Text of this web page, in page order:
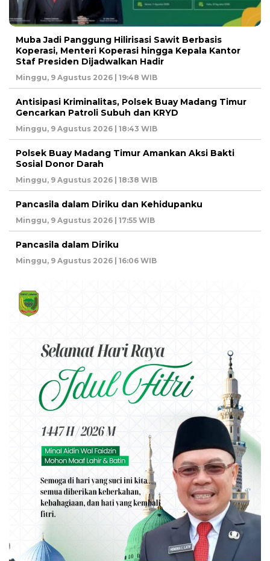
Muba Jadi Panggung Hilirisasi Sawit Berbasis
Koperasi, Menteri Koperasi hingga Kepala Kantor
Staf Presiden Dijadwalkan Hadir
Minggu, 9 Agustus 2026 | 19:48 WIB
Antisipasi Kriminalitas, Polsek Buay Madang Timur
Gencarkan Patroli Subuh dan KRYD
Minggu, 9 Agustus 2026 | 18:43 WIB
Polsek Buay Madang Timur Amankan Aksi Bakti
Sosial Donor Darah
Minggu, 9 Agustus 2026 | 18:38 WIB
Pancasila dalam Diriku dan Kehidupanku
Minggu, 9 Agustus 2026 | 17:55 WIB
Pancasila dalam Diriku
Minggu, 9 Agustus 2026 | 16:06 WIB